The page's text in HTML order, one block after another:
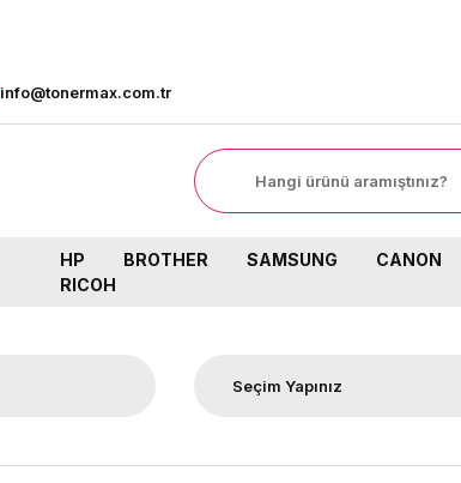
info@tonermax.com.tr
HP BROTHER SAMSUNG CANON
RICOH